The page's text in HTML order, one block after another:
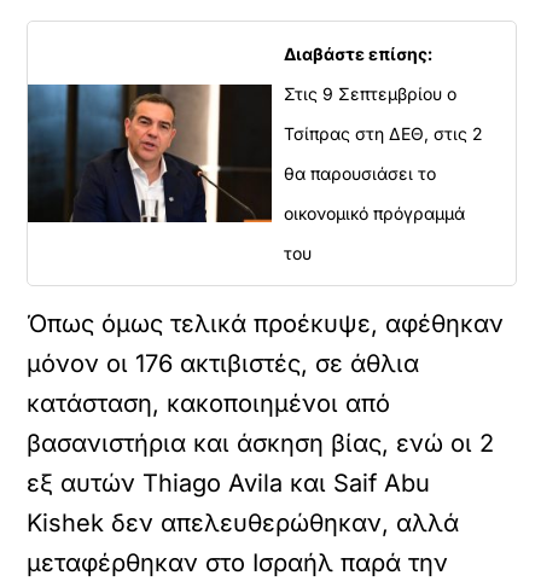
Διαβάστε επίσης:
Στις 9 Σεπτεμβρίου ο
Τσίπρας στη ΔΕΘ, στις 2
θα παρουσιάσει το
οικονομικό πρόγραμμά
του
Όπως όμως τελικά προέκυψε, αφέθηκαν
μόνον οι 176 ακτιβιστές, σε άθλια
κατάσταση, κακοποιημένοι από
βασανιστήρια και άσκηση βίας, ενώ οι 2
εξ αυτών Thiago Avila και Saif Abu
Kishek δεν απελευθερώθηκαν, αλλά
μεταφέρθηκαν στο Ισραήλ παρά την